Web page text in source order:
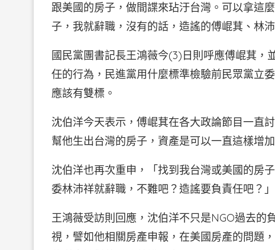
跟美國的房子，做間諜來玷汙台灣。可以拿這
子，我就辭職，沒有的話，造謠的傅崐萁、林沛
國民黨團書記長王鴻薇今(3)日則呼應傅崐萁，
任的行為，民進黨用什麼標準檢驗前民眾黨立
應該有雙標。
沈伯洋今天表示，傅崐萁在各大政論節目一直
幫他生出台灣的房子，資產是可以一直這樣增
沈伯洋也再次重申，「找到我台灣或美國的房
委林沛祥就辭職，不難吧？造謠要負責任吧？」
王鴻薇受訪則回應，沈伯洋不只是NGO過去的
視，譬如他相關房產申報，在美國房產的問題